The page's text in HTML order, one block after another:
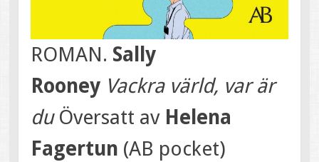
ROMAN. Sally
Rooney Vackra värld, var är
duÖversatt av Helena
Fagertun (AB pocket)